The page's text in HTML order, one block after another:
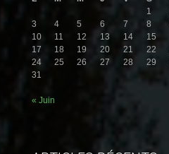
1
3
4 5 6 7 8
10
11 12 13 14 15
17
18 19 20 21 22
24
25 26 27 28 29
31
« Juin